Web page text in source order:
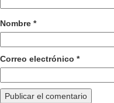
Nombre *
Correo electrónico *